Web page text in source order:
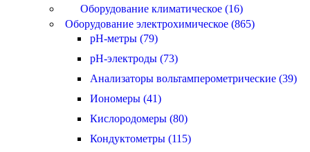
Оборудование климатическое (16)
Оборудование электрохимическое (865)
pH-метры (79)
pH-электроды (73)
Анализаторы вольтамперометрические (39)
Иономеры (41)
Кислородомеры (80)
Кондуктометры (115)